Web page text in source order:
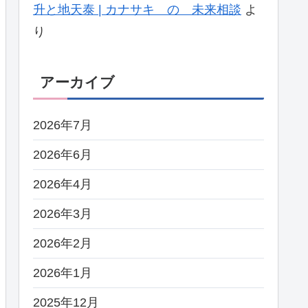
升と地天泰 | カナサキ の 未来相談 よ
り
アーカイブ
2026年7月
2026年6月
2026年4月
2026年3月
2026年2月
2026年1月
2025年12月